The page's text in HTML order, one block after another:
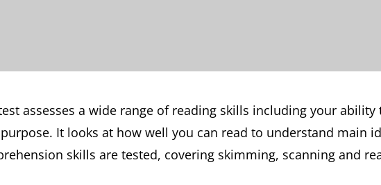
test assesses a wide range of reading skills including your
It looks at how well you can read to understand main
skills are tested, covering skimming, scanning and